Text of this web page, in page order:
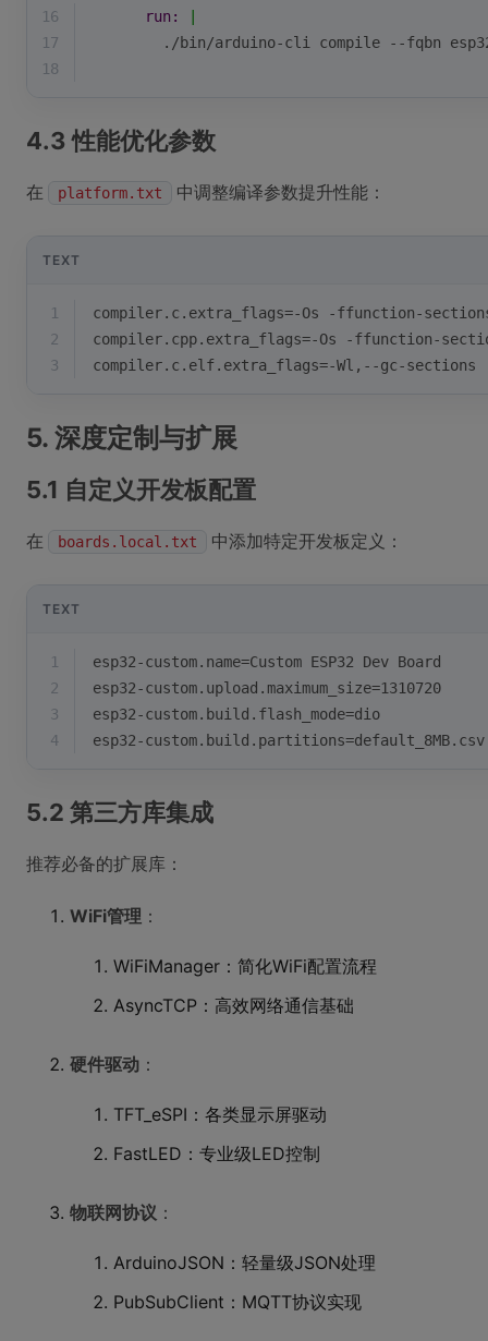
16
run:
17
./bin/arduino-cli compile --fqbn
18
4.3 性能优化参数
在 platform.txt 中调整编译参数提升性能：
TEXT
1
compiler.c.extra_flags=-Os -ffunction-
2
compiler.cpp.extra_flags=-Os -ffunction-
3
compiler.c.elf.extra_flags=-Wl,--gc-sections
5. 深度定制与扩展
5.1 自定义开发板配置
在 boards.local.txt 中添加特定开发板定义：
TEXT
1
esp32-custom.name=Custom ESP32 Dev Board
2
esp32-custom.upload.maximum_size=1310720
3
esp32-custom.build.flash_mode=dio
4
esp32-custom.build.partitions=default_8MB.csv
5.2 第三方库集成
推荐必备的扩展库：
WiFi管理 ：
WiFiManager：简化WiFi配置流程
AsyncTCP：高效网络通信基础
硬件驱动 ：
TFT_eSPI：各类显示屏驱动
FastLED：专业级LED控制
物联网协议 ：
ArduinoJSON：轻量级JSON处理
PubSubClient：MQTT协议实现